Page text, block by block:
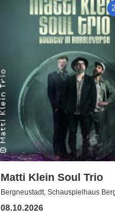
Matti Klein Soul Trio
Bergneustadt, Schauspielhaus
08.10.2026